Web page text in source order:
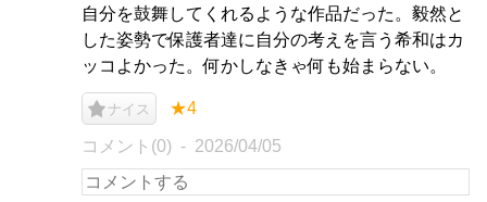
自分を鼓舞してくれるような作品だった。毅然と
した姿勢で保護者達に自分の考えを言う希和はカ
ッコよかった。何かしなきゃ何も始まらない。
ナイス ★4
コメント(0) 2026/04/05